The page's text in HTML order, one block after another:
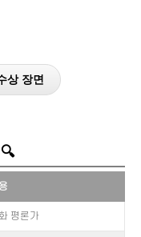
상 장면
평론가